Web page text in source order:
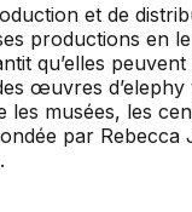
et de
productions en
qu’elles
œuvres
musées, les
par